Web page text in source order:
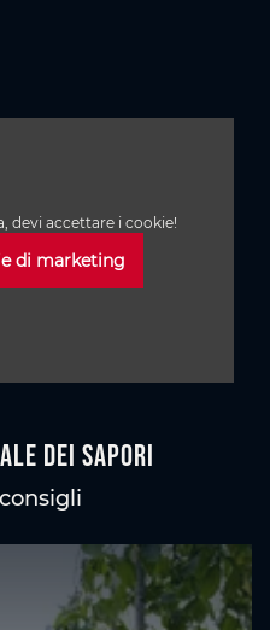
devi accettare i cookie!
di marketing
dei sapori